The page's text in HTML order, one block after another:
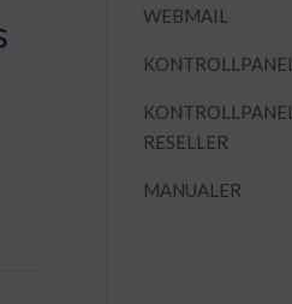
WEBMAIL
KONTROLLPANEL
KONTROLLPANEL
RESELLER
MANUALER